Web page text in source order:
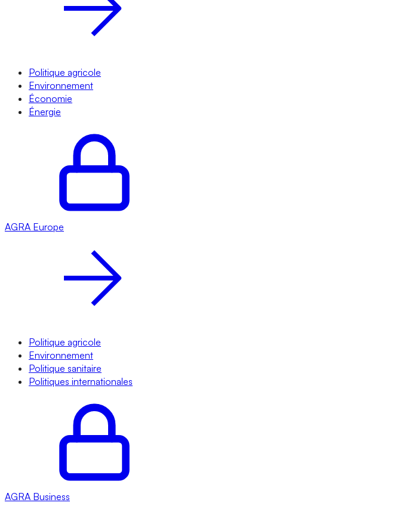
Politique agricole
Environnement
Économie
Énergie
AGRA Europe
Politique agricole
Environnement
Politique sanitaire
Politiques internationales
AGRA Business